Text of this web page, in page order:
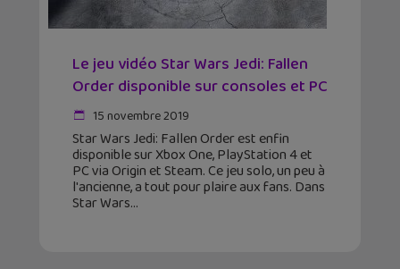
Le jeu vidéo Star Wars Jedi: Fallen
Order disponible sur consoles et PC
15 novembre 2019
Star Wars Jedi: Fallen Order est enfin
disponible sur Xbox One, PlayStation 4 et
PC via Origin et Steam. Ce jeu solo, un peu à
l'ancienne, a tout pour plaire aux fans. Dans
Star Wars